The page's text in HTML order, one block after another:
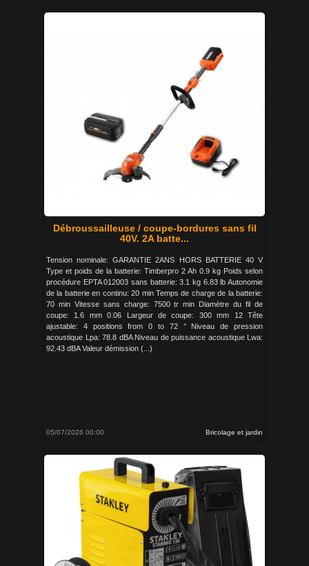
Débroussailleuse / coupe-bordures sans fil
40V. 2A batte...
Tension nominale: GARANTIE 2ANS HORS BATTERIE 40 V
Type et poids de la batterie: Timberpro 2 Ah 0.9 kg Poids selon
procédure EPTA 012003 sans batterie: 3.1 kg 6.83 lb Autonomie
de la batterie en continu: 20 min Temps de charge de la batterie:
70 min Vitesse sans charge: 7500 tr min Diamètre du fil de
coupe: 1.6 mm 0.06 Largeur de coupe: 300 mm 12 Tête
ajustable: 4 positions from 0 to 72 ° Niveau de pression
acoustique Lpa: 78.8 dBA Niveau de puissance acoustique Lwa:
92.43 dBA Valeur démission (...)
05/07/2026 00:00 Bricolage et jardin